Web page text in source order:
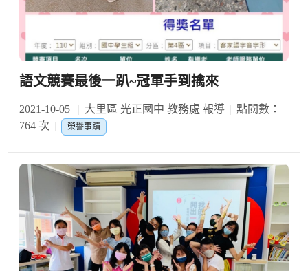
語文競賽最後一趴~冠軍手到擒來
2021-10-05 大里區 光正國中 教務處 報導
點閱數：
764 次
榮譽事蹟